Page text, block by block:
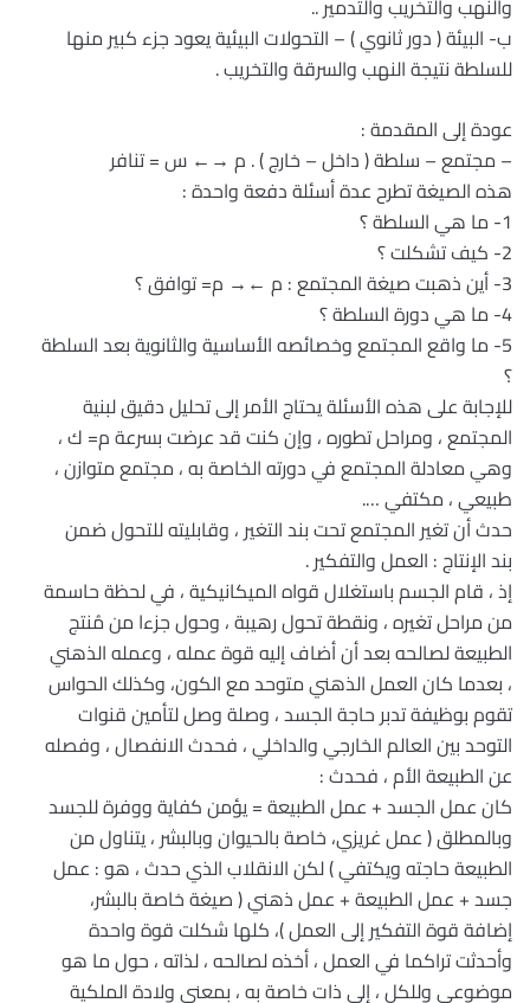
والنهب والتخريب والتدمير ..
ب‌- البيئة ( دور ثانوي ) – التحولات البيئية يعود جزء كبير منها
للسلطة نتيجة النهب والسرقة والتخريب .
عودة إلى المقدمة :
– مجتمع – سلطة ( داخل – خارج ) . م →← س = تنافر
هذه الصيغة تطرح عدة أسئلة دفعة واحدة :
1- ما هي السلطة ؟
2- كيف تشكلت ؟
3- أين ذهبت صيغة المجتمع : م ←→ م= توافق ؟
4- ما هي دورة السلطة ؟
5- ما واقع المجتمع وخصائصه الأساسية والثانوية بعد السلطة
؟
للإجابة على هذه الأسئلة يحتاج الأمر إلى تحليل دقيق لبنية
المجتمع ، ومراحل تطوره ، وإن كنت قد عرضت بسرعة م= ك ،
وهي معادلة المجتمع في دورته الخاصة به ، مجتمع متوازن ،
طبيعي ، مكتفي ….
حدث أن تغير المجتمع تحت بند التغير ، وقابليته للتحول ضمن
بند الإنتاج : العمل والتفكير .
إذ ، قام الجسم باستغلال قواه الميكانيكية ، في لحظة حاسمة
من مراحل تغيره ، ونقطة تحول رهيبة ، وحول جزءا من مُنتج
الطبيعة لصالحه بعد أن أضاف إليه قوة عمله ، وعمله الذهني
، بعدما كان العمل الذهني متوحد مع الكون، وكذلك الحواس
تقوم بوظيفة تدبر حاجة الجسد ، وصلة وصل لتأمين قنوات
التوحد بين العالم الخارجي والداخلي ، فحدث الانفصال ، وفصله
عن الطبيعة الأم ، فحدث :
كان عمل الجسد + عمل الطبيعة = يؤمن كفاية ووفرة للجسد
وبالمطلق ( عمل غريزي، خاصة بالحيوان وبالبشر ، يتناول من
الطبيعة حاجته ويكتفي ) لكن الانقلاب الذي حدث ، هو : عمل
جسد + عمل الطبيعة + عمل ذهني ( صيغة خاصة بالبشر،
إضافة قوة التفكير إلى العمل )، كلها شكلت قوة واحدة
وأحدثت تراكما في العمل ، أخذه لصالحه ، لذاته ، حول ما هو
موضوعي وللكل ، إلى ذات خاصة به ، بمعنى ولادة الملكية